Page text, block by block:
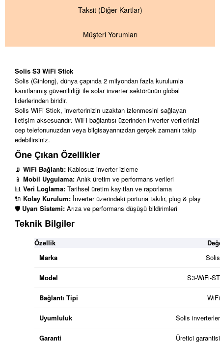
Taksit (Diğer Kartlar)
Müşteri Yorumları
Solis S3 WiFi Stick
Solis (Ginlong), dünya çapında 2 milyondan fazla kurulumla
kanıtlanmış güvenilirliği ile solar inverter sektörünün global
liderlerinden biridir.
Solis WiFi Stick, inverterinizin uzaktan izlenmesini sağlayan
iletişim aksesuarıdır. WiFi bağlantısı üzerinden inverter verilerinizi
cep telefonunuzdan veya bilgisayarınızdan gerçek zamanlı takip
edebilirsiniz.
Öne Çıkan Özellikler
📡 WiFi Bağlantı: Kablosuz inverter izleme
📱 Mobil Uygulama: Anlık üretim ve performans verileri
📊 Veri Loglama: Tarihsel üretim kayıtları ve raporlama
🔌 Kolay Kurulum: İnverter üzerindeki portuna takılır, plug & play
🛡️ Uyarı Sistemi: Arıza ve performans düşüşü bildirimleri
Teknik Bilgiler
Özellik
Marka
Solis
Model S3-WiFi-ST
Bağlantı Tipi WiFi
Uyumluluk Solis inverterler
Garanti Üretici garantisi